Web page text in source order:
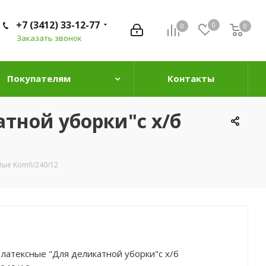
0 0 0
0
+7 (3412) 33-12-77
Заказать звонок
Покупателям Контакты
уборки"с х/б
Komfi/240/12
"Для деликатной уборки"с х/б